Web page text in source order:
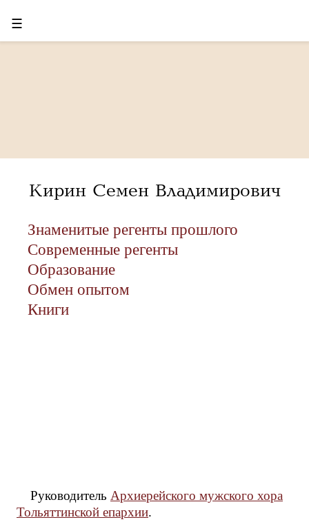
☰
Кирин Семен Владимирович
Знаменитые регенты прошлого
Современные регенты
Образование
Обмен опытом
Книги
Руководитель Архиерейского мужского хора
Тольяттинской епархии.